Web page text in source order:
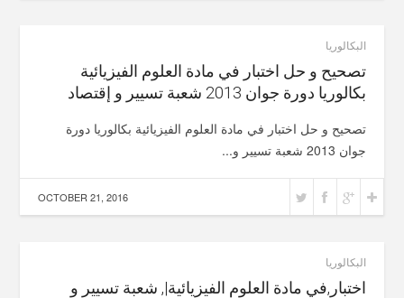
البكالوريا
تصحيح و حل اختبار في مادة العلوم الفيزيائية
بكالوريا دورة جوان 2013 شعبة تسيير و إقتصاد
تصحيح و حل اختبار في مادة العلوم الفيزيائية بكالوريا دورة
جوان 2013 شعبة تسيير و...
OCTOBER 21, 2016
البكالوريا
اختبار,في مادة العلوم الفيزيائية|, شعبة تسيير و